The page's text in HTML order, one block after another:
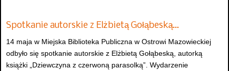
Spotkanie autorskie z Elżbietą Gołąbeską…
14 maja w Miejska Biblioteka Publiczna w Ostrowi Mazowieckiej
odbyło się spotkanie autorskie z Elżbietą Gołąbeską, autorką
książki „Dziewczyna z czerwoną parasolką”. Wydarzenie